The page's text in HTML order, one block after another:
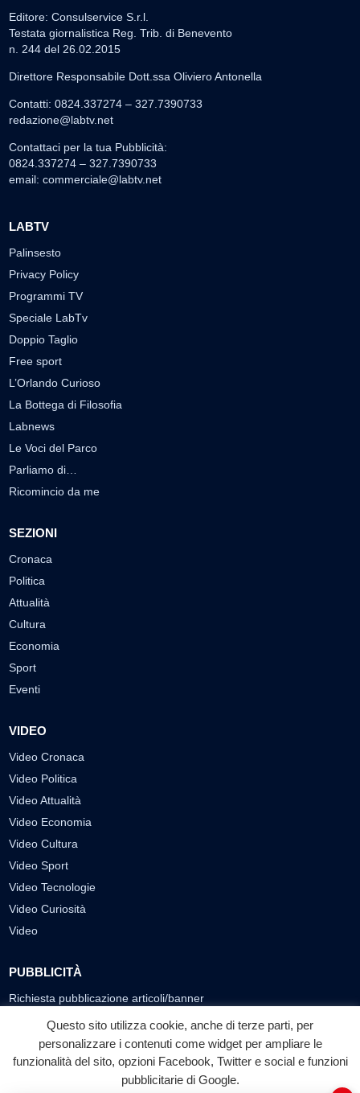
Editore: Consulservice S.r.l.
Testata giornalistica Reg. Trib. di Benevento
n. 244 del 26.02.2015
Direttore Responsabile Dott.ssa Oliviero Antonella
Contatti: 0824.337274 – 327.7390733
redazione@labtv.net
Contattaci per la tua Pubblicità:
0824.337274 – 327.7390733
email: commerciale@labtv.net
LABTV
Palinsesto
Privacy Policy
Programmi TV
Speciale LabTv
Doppio Taglio
Free sport
L’Orlando Curioso
La Bottega di Filosofia
Labnews
Le Voci del Parco
Parliamo di…
Ricomincio da me
SEZIONI
Cronaca
Politica
Attualità
Cultura
Economia
Sport
Eventi
VIDEO
Video Cronaca
Video Politica
Video Attualità
Video Economia
Video Cultura
Video Sport
Video Tecnologie
Video Curiosità
Video
PUBBLICITÀ
Richiesta pubblicazione articoli/banner
SEGUICI SUI SOCIAL
f
Facebook
◎ ▶
YouTube
Questo sito utilizza cookie, anche di terze parti, per
personalizzare i contenuti come widget per ampliare le
funzionalità del sito, opzioni Facebook, Twitter e social e funzioni
pubblicitarie di Google.